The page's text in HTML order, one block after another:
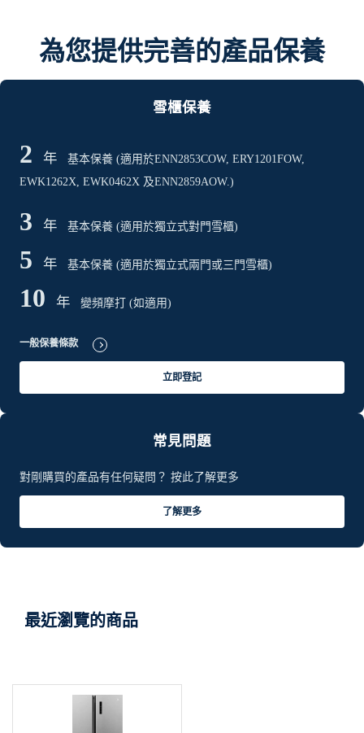
為您提供完善的產品保養
雪櫃保養
2 年
基本保養 (適用於ENN2853COW, ERY1201FOW,
EWK1262X, EWK0462X 及ENN2859AOW.)
3 年 基本保養 (適用於獨立式對門雪櫃)
5 年 基本保養 (適用於獨立式兩門或三門雪櫃)
10 年 變頻摩打 (如適用)
一般保養條款
立即登記
常見問題
對剛購買的產品有任何疑問？ 按此了解更多
了解更多
最近瀏覽的商品